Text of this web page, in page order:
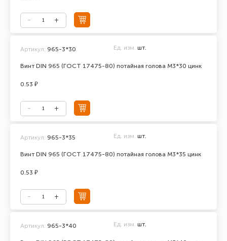
Винт DIN 965 (ГОСТ 17475-80) потайная голова М3*30 цинк
Артикул: 965-3*30 Ед. изм. шт.
0.53 ₽
Винт DIN 965 (ГОСТ 17475-80) потайная голова М3*35 цинк
Артикул: 965-3*35 Ед. изм. шт.
0.53 ₽
Артикул: 965-3*40 Ед. изм. шт.